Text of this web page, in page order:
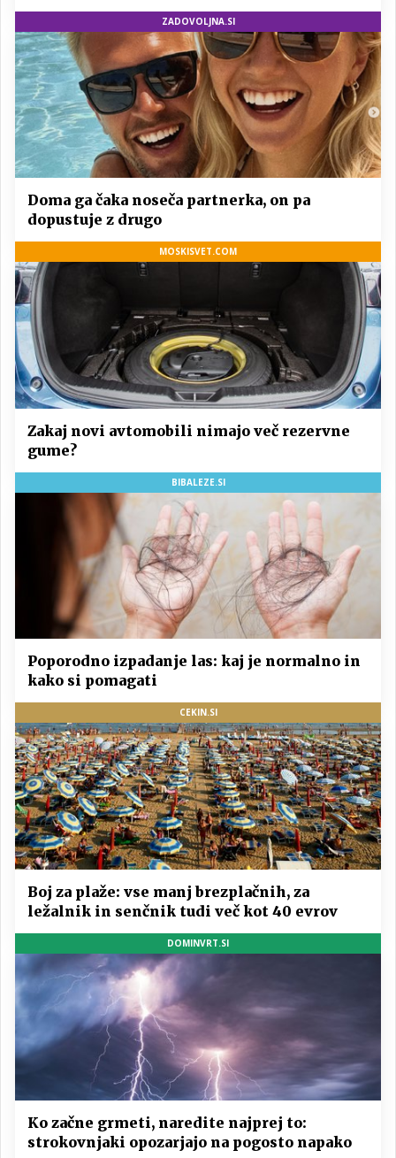
ZADOVOLJNA.SI
Doma ga čaka noseča partnerka, on pa
dopustuje z drugo
MOSKISVET.COM
Zakaj novi avtomobili nimajo več rezervne
gume?
BIBALEZE.SI
Poporodno izpadanje las: kaj je normalno in
kako si pomagati
CEKIN.SI
Boj za plaže: vse manj brezplačnih, za
ležalnik in senčnik tudi več kot 40 evrov
DOMINVRT.SI
Ko začne grmeti, naredite najprej to:
strokovnjaki opozarjajo na pogosto napako